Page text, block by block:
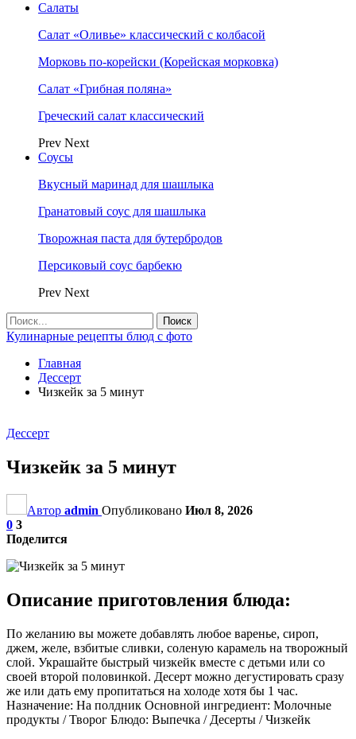
Салаты
Салат «Оливье» классический с колбасой
Морковь по-корейски (Корейская морковка)
Салат «Грибная поляна»
Греческий салат классический
Prev Next
Соусы
Вкусный маринад для шашлыка
Гранатовый соус для шашлыка
Творожная паста для бутербродов
Персиковый соус барбекю
Prev Next
Кулинарные рецепты блюд с фото
Главная
Дессерт
Чизкейк за 5 минут
Дессерт
Чизкейк за 5 минут
Автор admin Опубликовано Июл 8, 2026
0 3
Поделится
Описание приготовления блюда:
По желанию вы можете добавлять любое варенье, сироп,
джем, желе, взбитые сливки, соленую карамель на творожный
слой. Украшайте быстрый чизкейк вместе с детьми или со
своей второй половинкой. Десерт можно дегустировать сразу
же или дать ему пропитаться на холоде хотя бы 1 час.
Назначение: На полдник Основной ингредиент: Молочные
продукты / Творог Блюдо: Выпечка / Десерты / Чизкейк